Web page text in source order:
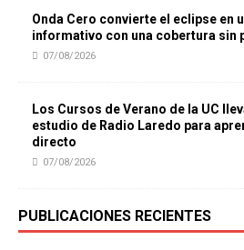
Onda Cero convierte el eclipse en
informativo con una cobertura sin
07/08/2026
Los Cursos de Verano de la UC
estudio de Radio Laredo para
directo
07/08/2026
PUBLICACIONES RECIENTES